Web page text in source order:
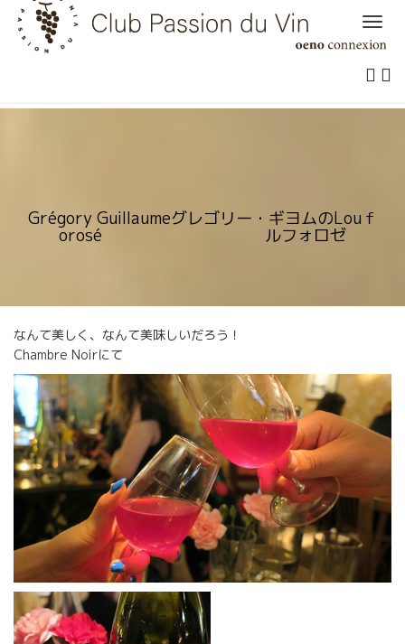
Skip
content
Grégory Guillaumeグレゴリー・ギヨムのLouｆ
orosé ルフォロゼ
なんて美しく、なんて美味しいだろう！
Chambre Noirにて